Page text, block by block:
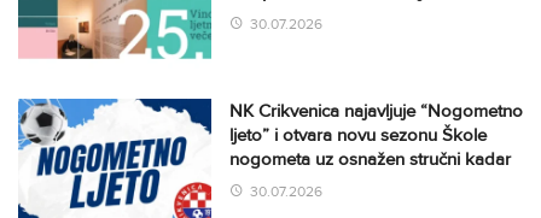
30.07.2026
NK Crikvenica najavljuje “Nogometno
ljeto” i otvara novu sezonu Škole
nogometa uz osnažen stručni kadar
30.07.2026